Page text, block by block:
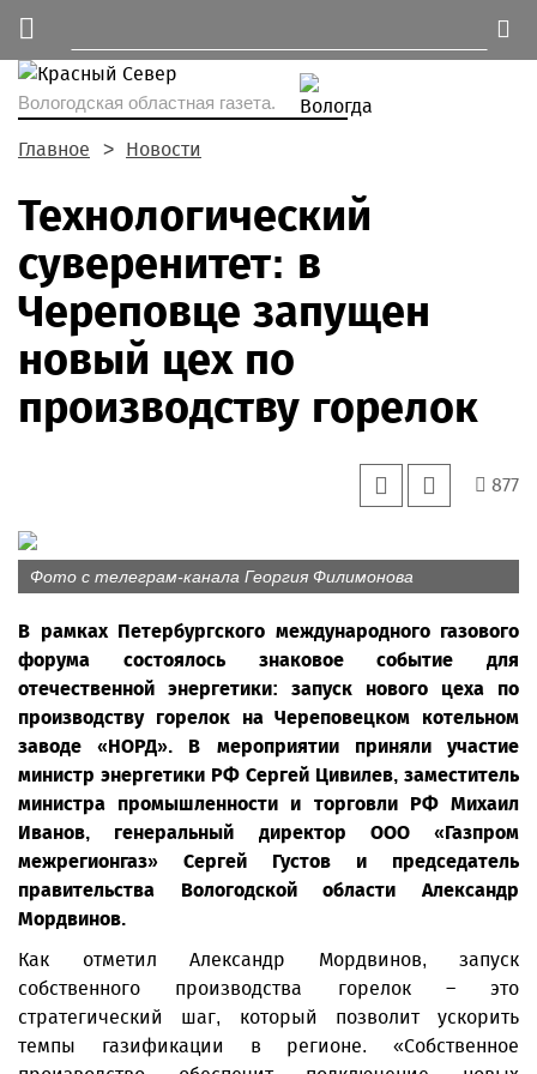
Вологодская областная газета.
Главное Новости
Технологический
суверенитет: в
Череповце запущен
новый цех по
производству горелок
877
Фото с телеграм-канала Георгия Филимонова
В рамках Петербургского международного газового
форума состоялось знаковое событие для
отечественной энергетики: запуск нового цеха по
производству горелок на Череповецком котельном
заводе «НОРД». В мероприятии приняли участие
министр энергетики РФ Сергей Цивилев, заместитель
министра промышленности и торговли РФ Михаил
Иванов, генеральный директор ООО «Газпром
межрегионгаз» Сергей Густов и председатель
правительства Вологодской области Александр
Мордвинов.
Как отметил Александр Мордвинов, запуск
собственного производства горелок – это
стратегический шаг, который позволит ускорить
темпы газификации в регионе. «Собственное